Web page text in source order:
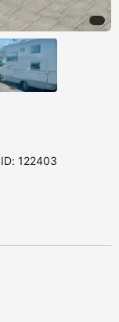
ID: 122403